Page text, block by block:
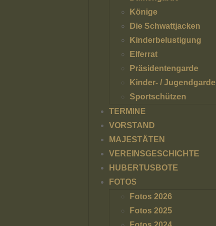
Könige
Die Schwattjacken
Kinderbelustigung
Elferrat
Präsidentengarde
Kinder- / Jugendgarde
Sportschützen
TERMINE
VORSTAND
MAJESTÄTEN
VEREINSGESCHICHTE
HUBERTUSBOTE
FOTOS
Fotos 2026
Fotos 2025